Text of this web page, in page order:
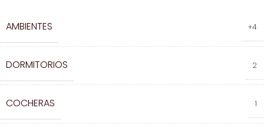
AMBIENTES +4
DORMITORIOS 2
COCHERAS 1